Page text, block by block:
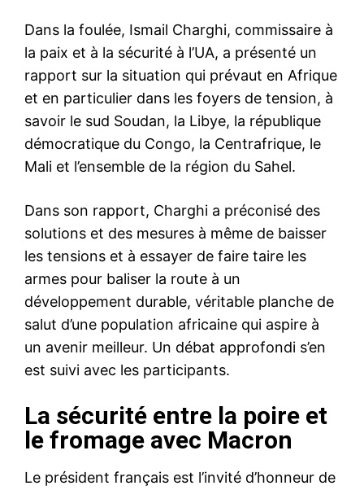
Dans la foulée, Ismail Charghi, commissaire à
la paix et à la sécurité à l’UA, a présenté un
rapport sur la situation qui prévaut en Afrique
et en particulier dans les foyers de tension, à
savoir le sud Soudan, la Libye, la république
démocratique du Congo, la Centrafrique, le
Mali et l’ensemble de la région du Sahel.
Dans son rapport, Charghi a préconisé des
solutions et des mesures à même de baisser
les tensions et à essayer de faire taire les
armes pour baliser la route à un
développement durable, véritable planche de
salut d’une population africaine qui aspire à
un avenir meilleur. Un débat approfondi s’en
est suivi avec les participants.
La sécurité entre la poire et
le fromage avec Macron
Le président français est l’invité d’honneur de